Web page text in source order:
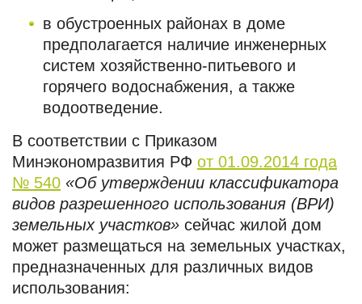
в обустроенных районах в доме
предполагается наличие инженерных
систем хозяйственно-питьевого и
горячего водоснабжения, а также
водоотведение.
В соответствии с Приказом
Минэкономразвития РФ от 01.09.2014 года
№ 540 «Об утверждении классификатора
видов разрешенного использования (ВРИ)
земельных участков» сейчас жилой дом
может размещаться на земельных участках,
предназначенных для различных видов
использования: